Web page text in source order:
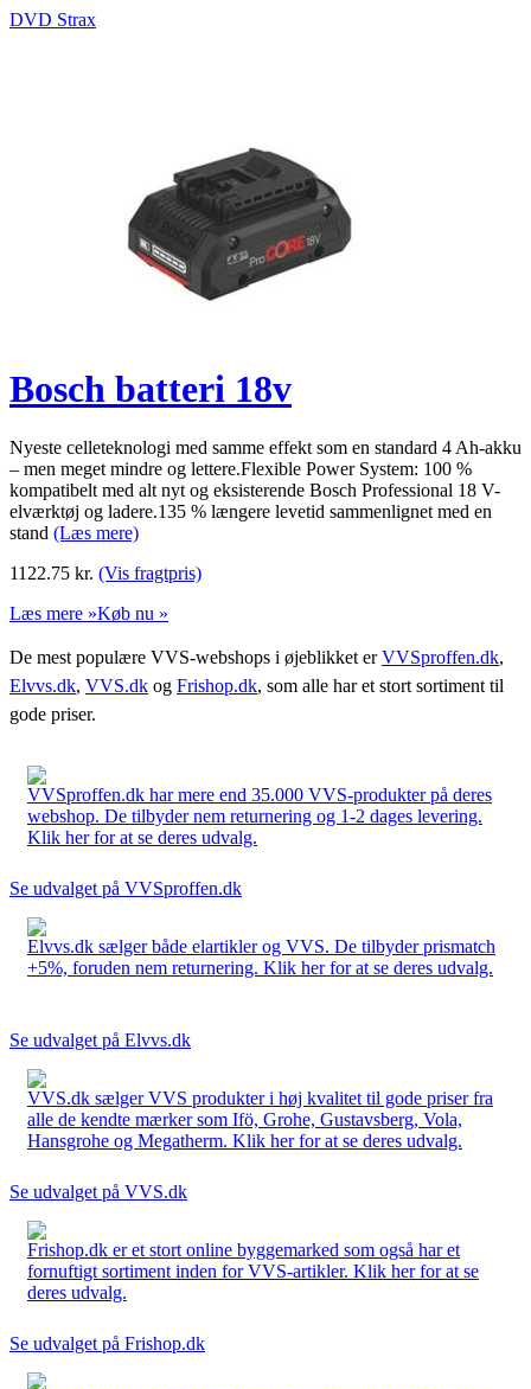
DVD Strax
Bosch batteri 18v
Nyeste celleteknologi med samme effekt som en standard 4 Ah-akku
– men meget mindre og lettere.Flexible Power System: 100 %
kompatibelt med alt nyt og eksisterende Bosch Professional 18 V-
elværktøj og ladere.135 % længere levetid sammenlignet med en
stand (Læs mere)
1122.75 kr. (Vis fragtpris)
Læs mere »Køb nu »
De mest populære VVS-webshops i øjeblikket erVVSproffen.dk,
Elvvs.dk, VVS.dk og Frishop.dk, som alle har et stort sortiment til
gode priser.
VVSproffen.dk har mere end 35.000 VVS-produkter på deres
webshop. De tilbyder nem returnering og 1-2 dages levering.
Klik her for at se deres udvalg.
Se udvalget på VVSproffen.dk
Elvvs.dk sælger både elartikler og VVS. De tilbyder prismatch
+5%, foruden nem returnering. Klik her for at se deres udvalg.
Se udvalget på Elvvs.dk
VVS.dk sælger VVS produkter i høj kvalitet til gode priser fra
alle de kendte mærker som Ifö, Grohe, Gustavsberg, Vola,
Hansgrohe og Megatherm. Klik her for at se deres udvalg.
Se udvalget på VVS.dk
Frishop.dk er et stort online byggemarked som også har et
fornuftigt sortiment inden for VVS-artikler. Klik her for at se
deres udvalg.
Se udvalget på Frishop.dk